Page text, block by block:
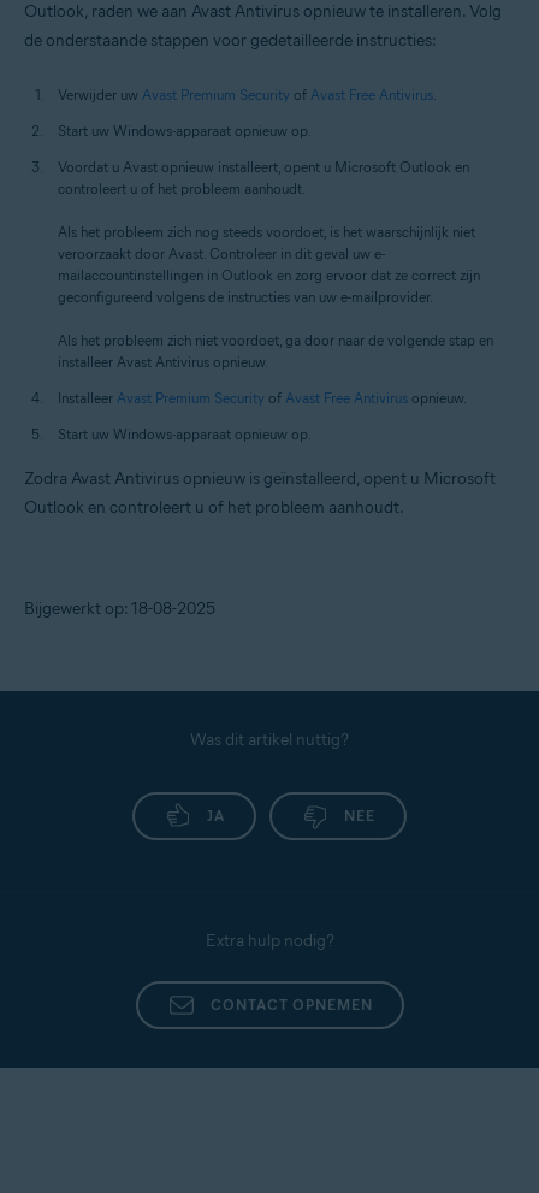
Outlook, raden we aan Avast Antivirus opnieuw te installeren. Volg
de onderstaande stappen voor gedetailleerde instructies:
Verwijder uw Avast Premium Security of Avast Free Antivirus.
Start uw Windows-apparaat opnieuw op.
Voordat u Avast opnieuw installeert, opent u Microsoft Outlook en
controleert u of het probleem aanhoudt.
Als het probleem zich nog steeds voordoet, is het waarschijnlijk niet
veroorzaakt door Avast. Controleer in dit geval uw e-
mailaccountinstellingen in Outlook en zorg ervoor dat ze correct zijn
geconfigureerd volgens de instructies van uw e-mailprovider.
Als het probleem zich niet voordoet, ga door naar de volgende stap en
installeer Avast Antivirus opnieuw.
Installeer Avast Premium Security of Avast Free Antivirus opnieuw.
Start uw Windows-apparaat opnieuw op.
Zodra Avast Antivirus opnieuw is geïnstalleerd, opent u Microsoft
Outlook en controleert u of het probleem aanhoudt.
Bijgewerkt op: 18-08-2025
Was dit artikel nuttig?
JA NEE
Extra hulp nodig?
CONTACT OPNEMEN